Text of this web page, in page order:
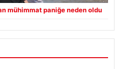
mühimmat paniğe neden oldu